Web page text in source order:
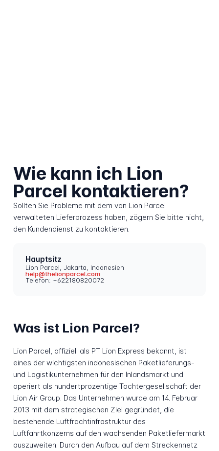
Wie kann ich Lion
Parcel kontaktieren?
Sollten Sie Probleme mit dem von Lion Parcel
verwalteten Lieferprozess haben, zögern Sie bitte nicht,
den Kundendienst zu kontaktieren.
Hauptsitz
Lion Parcel, Jakarta, Indonesien
help@thelionparcel.com
Telefon: +622180820072
Was ist Lion Parcel?
Lion Parcel, offiziell als PT Lion Express bekannt, ist
eines der wichtigsten indonesischen Paketlieferungs-
und Logistikunternehmen für den Inlandsmarkt und
operiert als hundertprozentige Tochtergesellschaft der
Lion Air Group. Das Unternehmen wurde am 14. Februar
2013 mit dem strategischen Ziel gegründet, die
bestehende Luftfrachtinfrastruktur des
Luftfahrtkonzerns auf den wachsenden Paketliefermarkt
auszuweiten. Durch den Aufbau auf dem Streckennetz